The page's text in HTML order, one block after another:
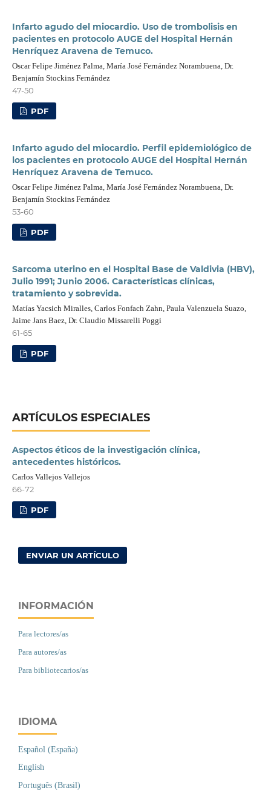
Infarto agudo del miocardio. Uso de trombolisis en
pacientes en protocolo AUGE del Hospital Hernán
Henríquez Aravena de Temuco.
Oscar Felipe Jiménez Palma, María José Fernández Norambuena, Dr.
Benjamín Stockins Fernández
47-50
PDF
Infarto agudo del miocardio. Perfil epidemiológico de
los pacientes en protocolo AUGE del Hospital Hernán
Henríquez Aravena de Temuco.
Oscar Felipe Jiménez Palma, María José Fernández Norambuena, Dr.
Benjamín Stockins Fernández
53-60
PDF
Sarcoma uterino en el Hospital Base de Valdivia (HBV),
Julio 1991; Junio 2006. Características clínicas,
tratamiento y sobrevida.
Matías Yacsich Miralles, Carlos Fonfach Zahn, Paula Valenzuela Suazo,
Jaime Jans Baez, Dr. Claudio Missarelli Poggi
61-65
PDF
ARTÍCULOS ESPECIALES
Aspectos éticos de la investigación clínica,
antecedentes históricos.
Carlos Vallejos Vallejos
66-72
PDF
ENVIAR UN ARTÍCULO
INFORMACIÓN
Para lectores/as
Para autores/as
Para bibliotecarios/as
IDIOMA
Español (España)
English
Português (Brasil)